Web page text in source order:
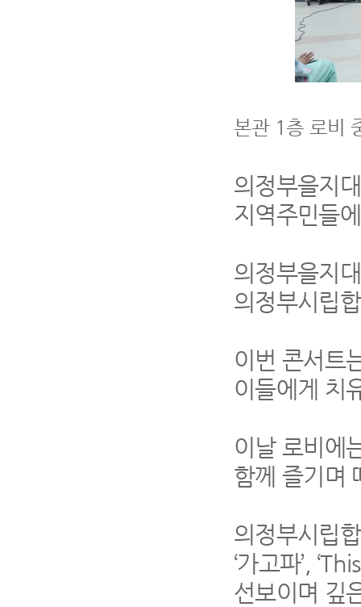
본관 1층 로비
의정부을지
지역주민들
의정부을지
의정부시립
이번 콘서트
이들에게 치
이날 로비에
함께 즐기며
의정부시립
‘가고파’,
선보이며 깊